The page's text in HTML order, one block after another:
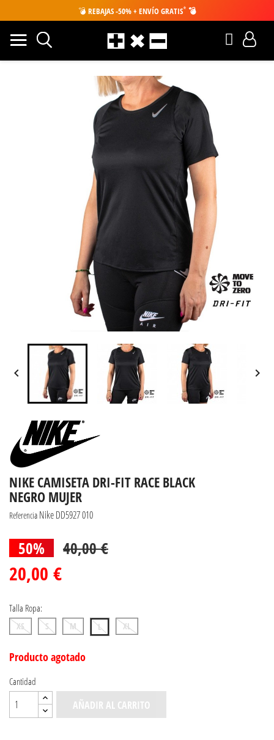
💣 REBAJAS -50% + ENVÍO GRATIS* 💣
 
NIKE CAMISETA DRI-FIT RACE BLACK
NEGRO MUJER
Referencia Nike DD5927 010
50% 40,00 €
20,00 €
Talla Ropa:
XS S M L XL
Producto agotado
Cantidad
AÑADIR AL CARRITO